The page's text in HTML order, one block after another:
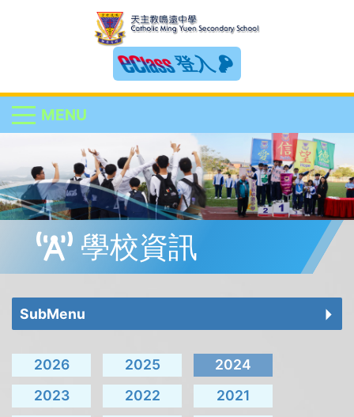
登入
MENU
學校資訊
SubMenu
2026 2025
2024
2023
2022
2021